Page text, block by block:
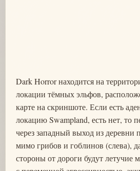
Dark Horror находится на
локации тёмных эльфов,
карте на скриншоте. Если есть
локацию Swampland, есть нет, то
через западный выход из деревни
мимо грибов и гоблинов (слева),
стороны от дороги будут